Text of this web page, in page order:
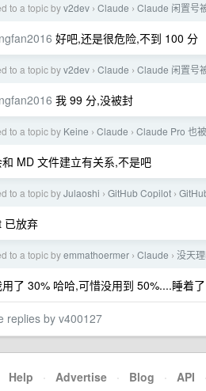
to a topic byv2dev › Claude › Claude 闲置号
好吧,还是很危险,不到 100 分
to a topic byv2dev › Claude › Claude 闲置号
我 99 分,没被封
to a topic by Keine › Claude › Claude Pro 也
MD 文件建立有关系,不是吧
to a topic byJulaoshi › GitHub Copilot ›
已放弃
to a topic byemmathoermer › Claude › 没天
了 30% 哈哈,可惜没用到 50%....睡着了
replies by v400127
Help · Advertise · Blog · API ·